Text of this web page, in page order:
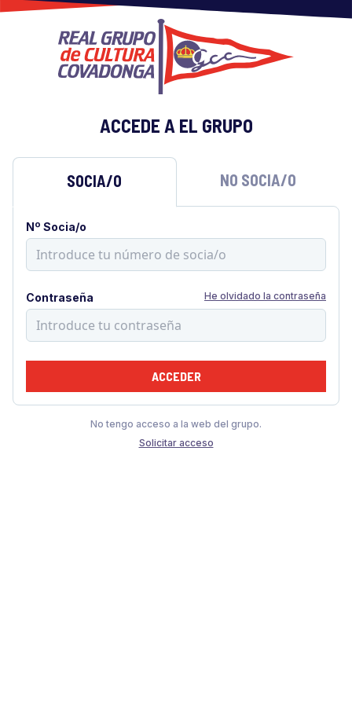
ACCEDE A EL GRUPO
SOCIA/O NO SOCIA/O
Nº Socia/o
Contraseña He olvidado la contraseña
ACCEDER
No tengo acceso a la web del grupo.
Solicitar acceso